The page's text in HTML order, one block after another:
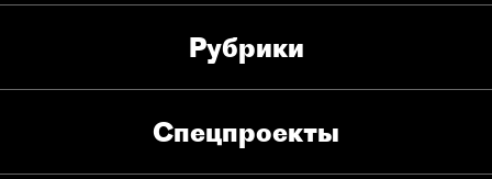
Рубрики
Спец­проекты